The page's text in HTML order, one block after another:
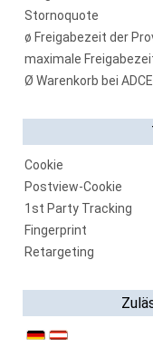
Stornoquote
ø Freigabezeit der
maximale
Ø Warenkorb bei
Cookie
Postview-Cookie
1st Party Tracking
Fingerprint
Retargeting